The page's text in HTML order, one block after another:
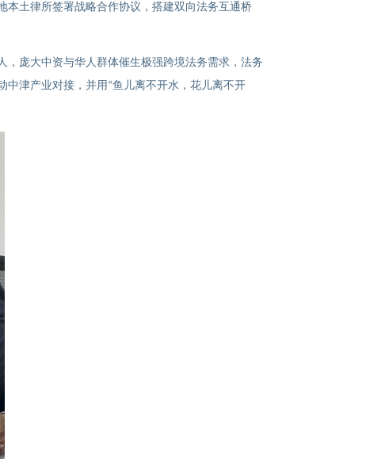
本土律所签署战略合作协议，搭建双向法务互通桥
，庞大中资与华人群体催生极强跨境法务需求，法务
中津产业对接，并用 “鱼儿离不开水，花儿离不开